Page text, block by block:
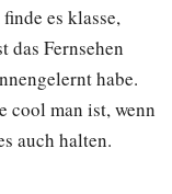
es klasse,
das Fernsehen
habe.
cool man ist, wenn
auch halten.